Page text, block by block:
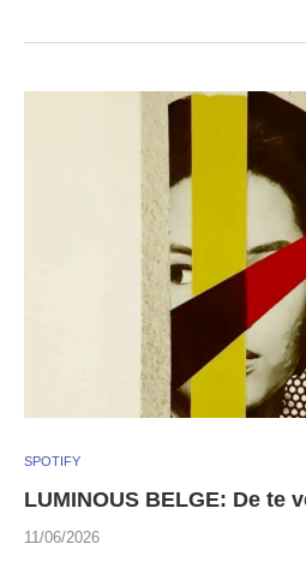
SPOTIFY
LUMINOUS BELGE: De te
11/06/2026